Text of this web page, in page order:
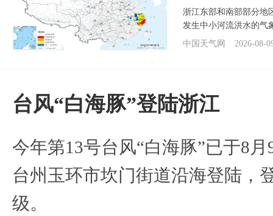
浙江东部和南部部分地
发生中小河流洪水的气
中国天气网
2026-08-
台风“白海豚”登陆浙江
今年第13号台风“白海豚”已于8
台州玉环市坎门街道沿海登陆，
级。